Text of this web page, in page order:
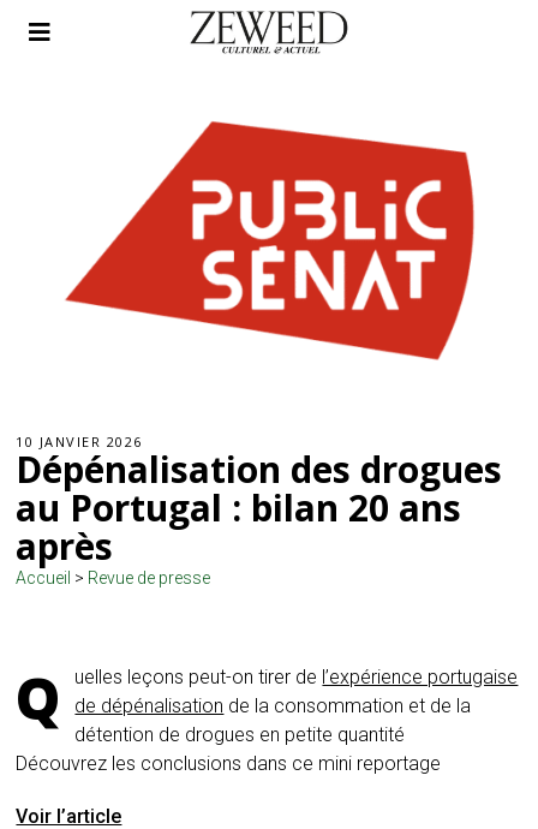
10 JANVIER 2026
Dépénalisation des drogues
au Portugal : bilan 20 ans
après
Accueil > Revue de presse
Q uelles leçons peut-on tirer de l’expérience portugaise
de dépénalisation de la consommation et de la
détention de drogues en petite quantité
Découvrez les conclusions dans ce mini reportage
Voir l’article